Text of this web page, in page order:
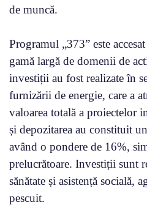
de muncă.
Programul „373” este
gamă largă de domenii de
investiții au fost realizate în
furnizării de energie, care a
valoarea totală a proiectelor
și depozitarea au constituit
având o pondere de 16%,
prelucrătoare. Investiții sunt
sănătate și asistență socială,
pescuit.